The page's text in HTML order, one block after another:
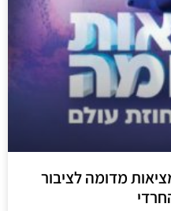
לציבור